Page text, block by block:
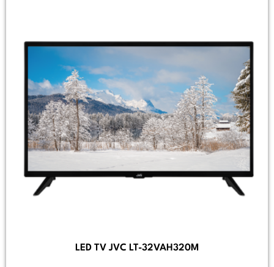
LED TV JVC LT-32VAH320M